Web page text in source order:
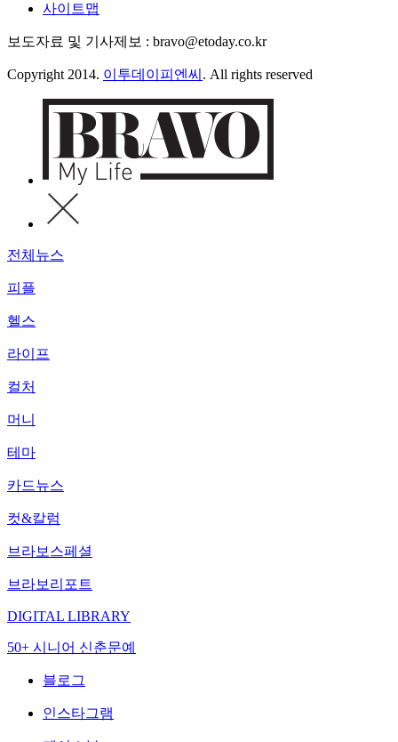
사이트맵
보도자료 및 기사제보 : bravo@etoday.co.kr
Copyright 2014. 이투데이피엔씨 . All rights reserved
전체뉴스
피플
헬스
라이프
컬처
머니
테마
카드뉴스
컷&칼럼
브라보스페셜
브라보리포트
DIGITAL LIBRARY
50+ 시니어 신춘문예
블로그
인스타그램